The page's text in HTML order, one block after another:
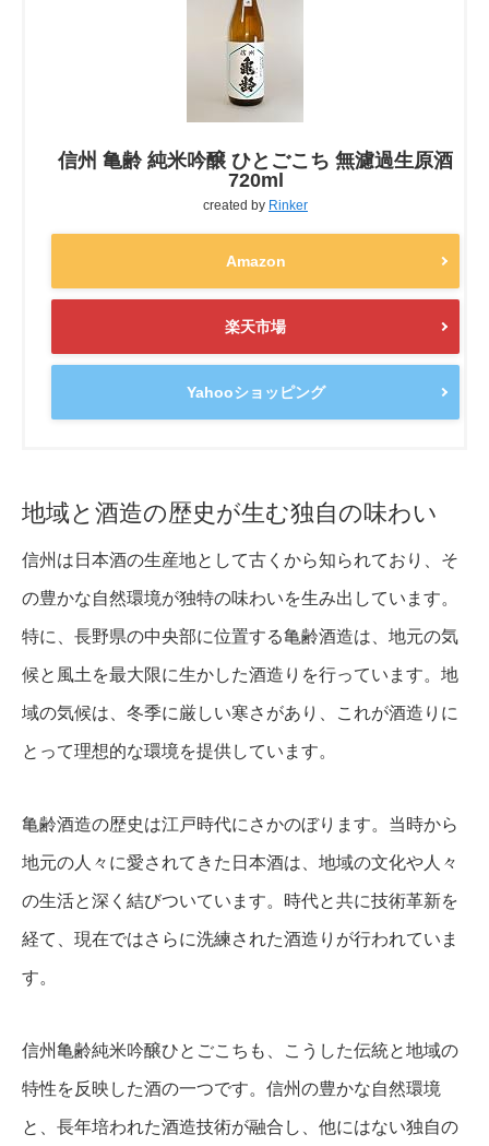
信州 亀齢 純米吟醸 ひとごこち 無濾過生原酒
720ml
created by Rinker
Amazon
楽天市場
Yahooショッピング
地域と酒造の歴史が生む独自の味わい
信州は日本酒の生産地として古くから知られており、そ
の豊かな自然環境が独特の味わいを生み出しています。
特に、長野県の中央部に位置する亀齢酒造は、地元の気
候と風土を最大限に生かした酒造りを行っています。地
域の気候は、冬季に厳しい寒さがあり、これが酒造りに
とって理想的な環境を提供しています。
亀齢酒造の歴史は江戸時代にさかのぼります。当時から
地元の人々に愛されてきた日本酒は、地域の文化や人々
の生活と深く結びついています。時代と共に技術革新を
経て、現在ではさらに洗練された酒造りが行われていま
す。
信州亀齢純米吟醸ひとごこちも、こうした伝統と地域の
特性を反映した酒の一つです。信州の豊かな自然環境
と、長年培われた酒造技術が融合し、他にはない独自の